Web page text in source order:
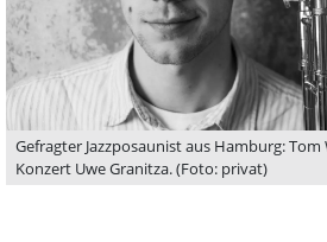
Gefragter Jazzposaunist aus Hamburg:
Konzert Uwe Granitza. (Foto: privat)